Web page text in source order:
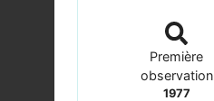
Première
observation
1977